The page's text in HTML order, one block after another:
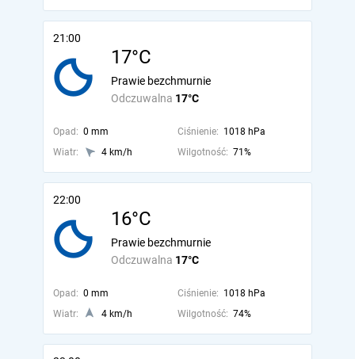
21:00
17°C
Odczuwalna 17°C
Prawie bezchmurnie
Opad: 0 mm Ciśnienie: 1018 hPa
Wiatr:
4 km/h Wilgotność: 71%
22:00
16°C
Odczuwalna 17°C
Prawie bezchmurnie
Opad: 0 mm Ciśnienie: 1018 hPa
Wiatr:
4 km/h Wilgotność: 74%